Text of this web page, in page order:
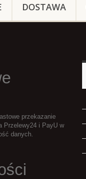
DOSTAWA
przekazanie
Przelewy24 i PayU w
danych.